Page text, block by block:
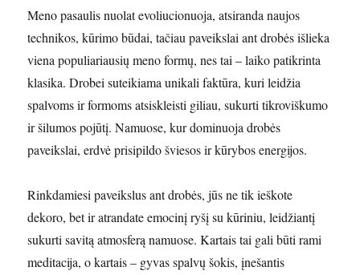
Meno pasaulis nuolat evoliucionuoja, atsiranda naujos
technikos, kūrimo būdai, tačiau paveikslai ant drobės išlieka
viena populiariausių meno formų, nes tai – laiko patikrinta
klasika. Drobei suteikiama unikali faktūra, kuri leidžia
spalvoms ir formoms atsiskleisti giliau, sukurti tikroviškumo
ir šilumos pojūtį. Namuose, kur dominuoja drobės
paveikslai, erdvė prisipildo šviesos ir kūrybos energijos.
Rinkdamiesi paveikslus ant drobės, jūs ne tik ieškote
dekoro, bet ir atrandate emocinį ryšį su kūriniu, leidžiantį
sukurti savitą atmosferą namuose. Kartais tai gali būti rami
meditacija, o kartais – gyvas spalvų šokis, įnešantis